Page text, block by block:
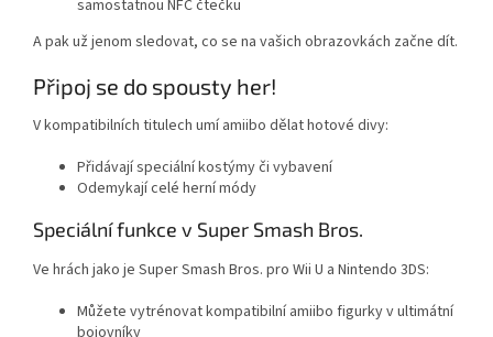
samostatnou NFC čtečku
A pak už jenom sledovat, co se na vašich obrazovkách začne dít.
Připoj se do spousty her!
V kompatibilních titulech umí amiibo dělat hotové divy:
Přidávají speciální kostýmy či vybavení
Odemykají celé herní módy
Speciální funkce v Super Smash Bros.
Ve hrách jako je Super Smash Bros. pro Wii U a Nintendo 3DS:
Můžete vytrénovat kompatibilní amiibo figurky v ultimátní